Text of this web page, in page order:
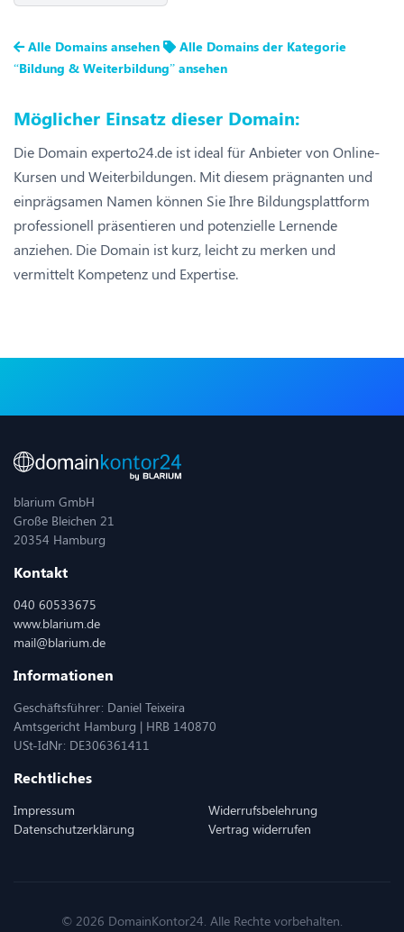
Alle Domains ansehen
Alle Domains der Kategorie
“Bildung & Weiterbildung” ansehen
Möglicher Einsatz dieser Domain:
Die Domain experto24.de ist ideal für Anbieter von Online-
Kursen und Weiterbildungen. Mit diesem prägnanten und
einprägsamen Namen können Sie Ihre Bildungsplattform
professionell präsentieren und potenzielle Lernende
anziehen. Die Domain ist kurz, leicht zu merken und
vermittelt Kompetenz und Expertise.
blarium GmbH
Große Bleichen 21
20354 Hamburg
Kontakt
040 60533675
www.blarium.de
mail@blarium.de
Informationen
Geschäftsführer: Daniel Teixeira
Amtsgericht Hamburg | HRB 140870
USt-IdNr: DE306361411
Rechtliches
Impressum
Datenschutzerklärung
Widerrufsbelehrung
Vertrag widerrufen
© 2026 DomainKontor24. Alle Rechte vorbehalten.